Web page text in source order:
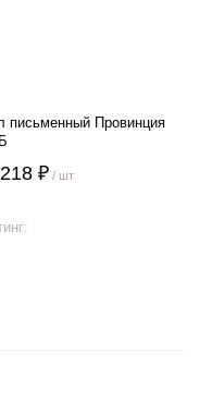
письменный Провинция
₽ / шт